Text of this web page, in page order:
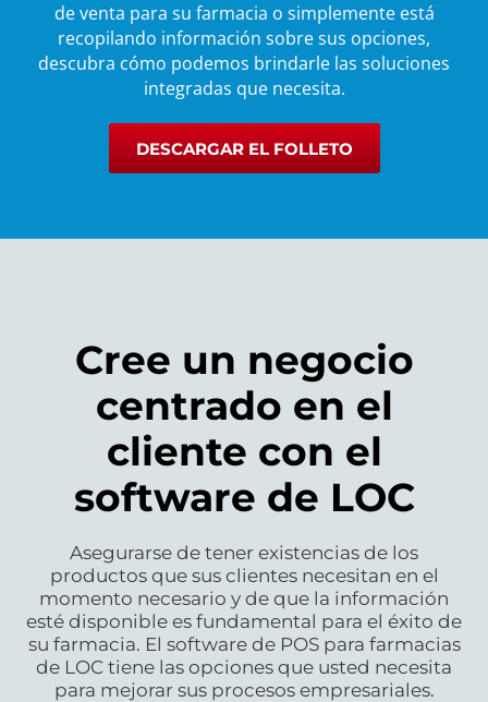
de venta para su farmacia o simplemente está
recopilando información sobre sus opciones,
descubra cómo podemos brindarle las soluciones
integradas que necesita.
DESCARGAR EL FOLLETO
Cree un negocio
centrado en el
cliente con el
software de LOC
Asegurarse de tener existencias de los
productos que sus clientes necesitan en el
momento necesario y de que la información
esté disponible es fundamental para el éxito de
su farmacia. El software de POS para farmacias
de LOC tiene las opciones que usted necesita
para mejorar sus procesos empresariales.